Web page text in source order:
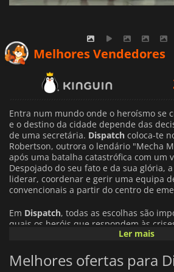
Melhores Vendedores
Entra num mundo onde o heroísmo se
e o destino da cidade depende das
de uma secretária. Dispatch coloca-te
Robertson, outrora o lendário "Mecha
após uma batalha catastrófica com um
Despojado do seu fato e da sua glória,
liderar, coordenar e gerir uma equipa
convencionais a partir do centro de
Em Dispatch, todas as escolhas são
quais os heróis que respondem às
suas personalidades e conflitos e como
com a profundidade da narrativa,
jogabilidade estratégica e comédia no
Ler mais
Melhores ofertas para